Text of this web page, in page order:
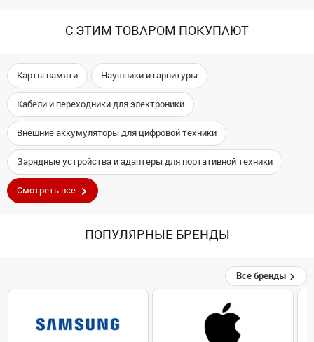
С ЭТИМ ТОВАРОМ ПОКУПАЮТ
Карты памяти Наушники и гарнитуры
Кабели и переходники для электроники
Внешние аккумуляторы для цифровой техники
Зарядные устройства и адаптеры для портативной техники
Смотреть все
ПОПУЛЯРНЫЕ БРЕНДЫ
Все бренды